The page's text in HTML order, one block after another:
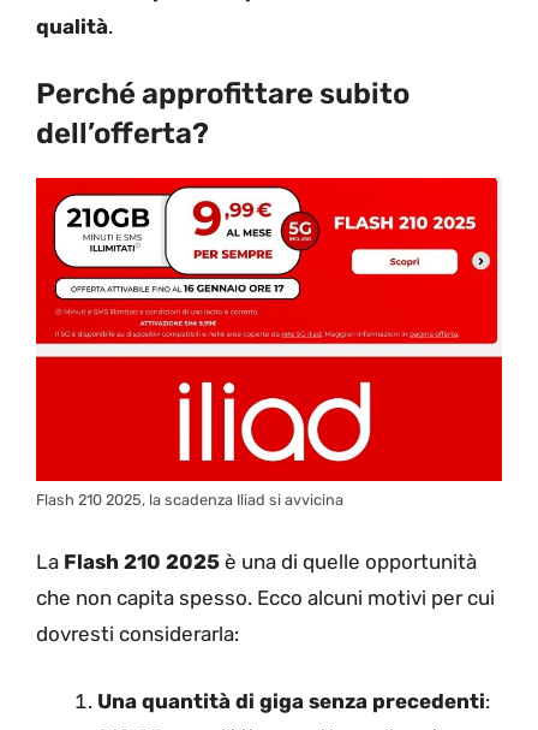
qualità.
Perché approfittare subito
dell’offerta?
Flash 210 2025, la scadenza Iliad si avvicina
La Flash 210 2025 è una di quelle opportunità
che non capita spesso. Ecco alcuni motivi per cui
dovresti considerarla:
Una quantità di giga senza precedenti: